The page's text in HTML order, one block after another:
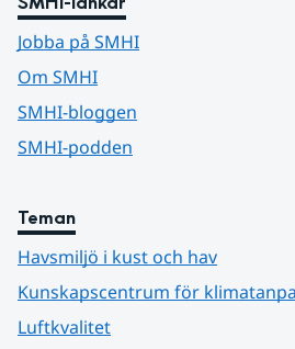
Jobba på SMHI
Om SMHI
SMHI-bloggen
SMHI-podden
Teman
Havsmiljö i kust och hav
Kunskapscentrum för
Luftkvalitet